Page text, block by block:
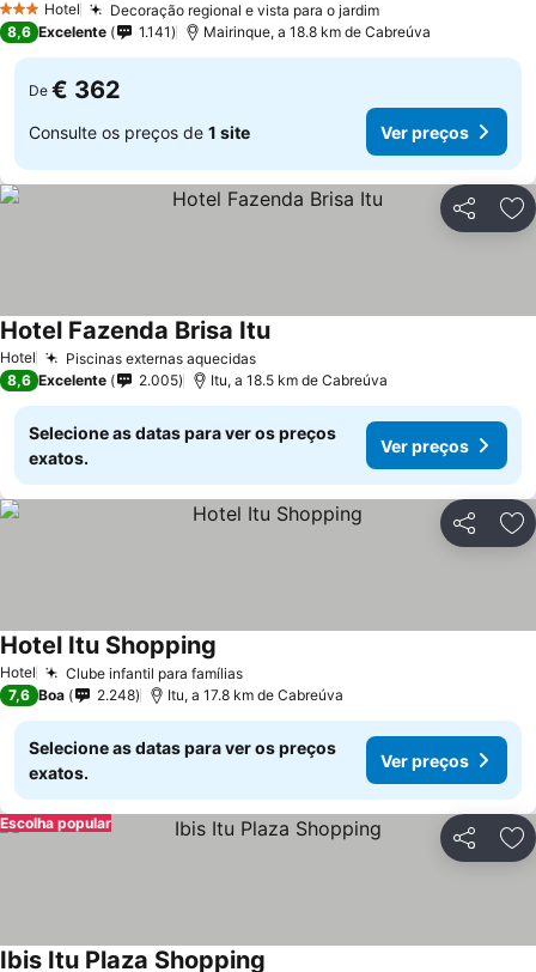
3 EstrelasHotel Decoração regional e vista para o jardim
8,6 Excelente 1.141 Mairinque, a 18.8 km de Cabreúva
De € 362
Consulte os preços de 1 site Ver preços
Partilhar
Hotel Piscinas externas aquecidas
Hotel Fazenda Brisa Itu
8,6 Excelente 2.005 Itu, a 18.5 km de Cabreúva
Selecione as datas para ver os preços
exatos.
Ver preços
Partilhar
Hotel Clube infantil para famílias
Hotel Itu Shopping
7,6 Boa 2.248 Itu, a 17.8 km de Cabreúva
Selecione as datas para ver os preços
exatos.
Ver preços
Partilhar
Escolha popular
Ibis Itu Plaza Shopping